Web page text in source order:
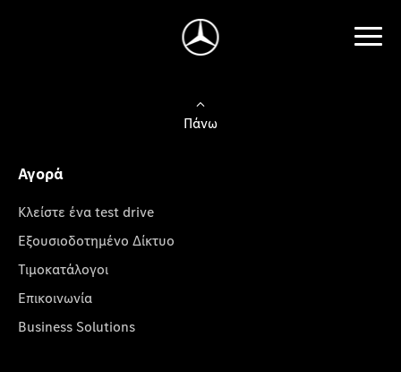
Πάνω
Αγορά
Κλείστε ένα test drive
Εξουσιοδοτημένο Δίκτυο
Τιμοκατάλογοι
Επικοινωνία
Business Solutions